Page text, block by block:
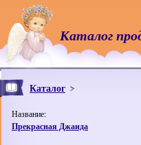
Каталог
Каталог
Название:
Прекрасная Джаида